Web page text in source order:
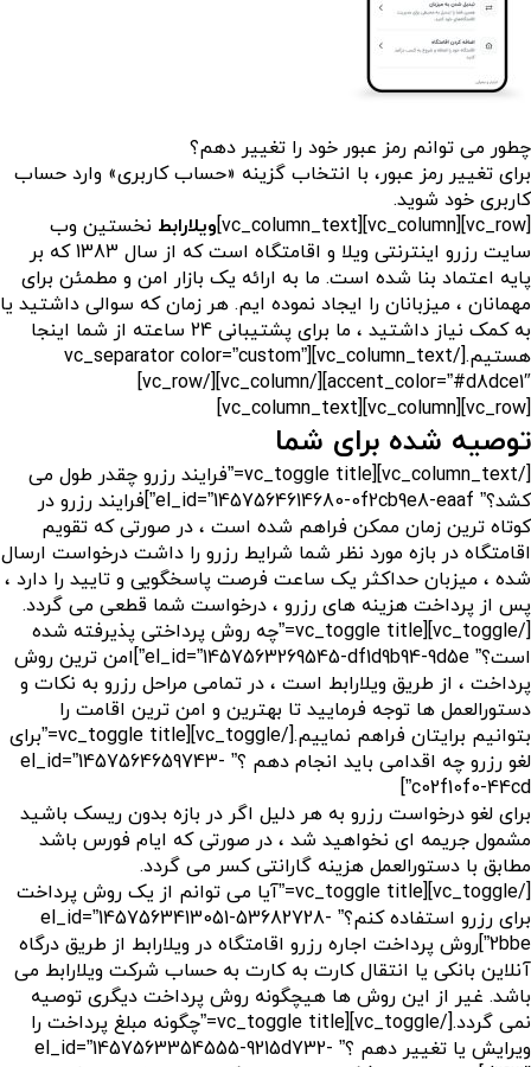
چطور می توانم رمز عبور خود را تغییر دهم؟
برای تغییر رمز عبور، با انتخاب گزینه «حساب کاربری» وارد حساب
کاربری خود شوید.
[vc_row][vc_column][vc_column_text]
ویلارابط نخستین وب
سایت رزرو اینترنتی ویلا و اقامتگاه است که از سال 1383 که بر
پایه اعتماد بنا شده است. ما به ارائه یک بازار امن و مطمئن برای
مهمانان ، میزبانان را ایجاد نموده ایم. هر زمان که سوالی داشتید یا
به کمک نیاز داشتید ، ما برای پشتیبانی 24 ساعته از شما اینجا
هستیم.[/vc_column_text][vc_separator color=”custom”
accent_color=”#d8dce1″][/vc_column][/vc_row]
[vc_row][vc_column][vc_column_text]
توصیه شده برای شما
[/vc_column_text][vc_toggle title=”فرایند رزرو چقدر طول می
کشد؟” el_id=”1457564614680-0f2cb9e8-eaaf”]فرایند رزرو در
کوتاه ترین زمان ممکن فراهم شده است ، در صورتی که تقویم
اقامتگاه در بازه مورد نظر شما شرایط رزرو را داشت درخواست ارسال
شده ، میزبان حداکثر یک ساعت فرصت پاسخگویی و تایید را دارد ،
پس از پرداخت هزینه های رزرو ، درخواست شما قطعی می گردد.
[/vc_toggle][vc_toggle title=”چه روش پرداختی پذیرفته شده
است؟” el_id=”1457563269545-df1d9b94-9d5e”]امن ترین روش
پرداخت ، از طریق ویلارابط است ، در تمامی مراحل رزرو به نکات و
دستورالعمل ها توجه فرمایید تا بهترین و امن ترین اقامت را
بتوانیم برایتان فراهم نماییم.[/vc_toggle][vc_toggle title=”برای
لغو رزرو چه اقدامی باید انجام دهم ؟” el_id=”1457564659743-
c02f10f0-44cd”]
برای لغو درخواست رزرو به هر دلیل اگر در بازه بدون ریسک باشید
مشمول جریمه ای نخواهید شد ، در صورتی که ایام فورس باشد
مطابق با دستورالعمل هزینه گارانتی کسر می گردد.
[/vc_toggle][vc_toggle title=”آیا می توانم از یک روش پرداخت
برای رزرو استفاده کنم؟” el_id=”1457563413051-53682728-
2bbe”]روش پرداخت اجاره رزرو اقامتگاه در ویلارابط از طریق درگاه
آنلاین بانکی یا انتقال کارت به کارت به حساب شرکت ویلارابط می
باشد. غیر از این روش ها هیچگونه روش پرداخت دیگری توصیه
نمی گردد.[/vc_toggle][vc_toggle title=”چگونه مبلغ پرداخت را
ویرایش یا تغییر دهم ؟” el_id=”1457563354555-9215d732-